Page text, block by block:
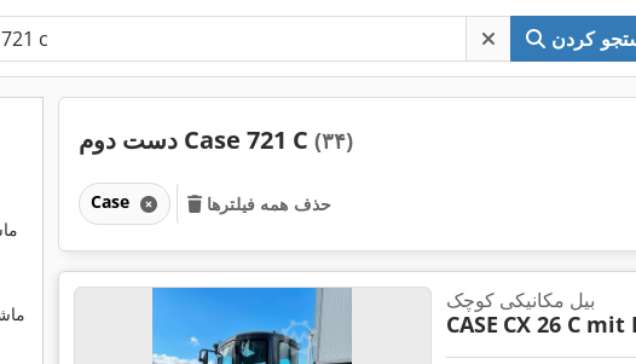
کردن
دست دوم Case 721 C (۳۴)
Case حذف همه فیلترها
بیل مکانیکی کوچک
CASE CX 26 C mit